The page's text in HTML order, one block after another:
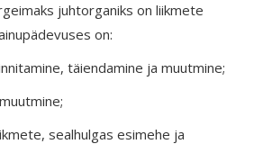
juhtorganiks on liikmete
on:
täiendamine ja muutmine;
sealhulgas esimehe ja